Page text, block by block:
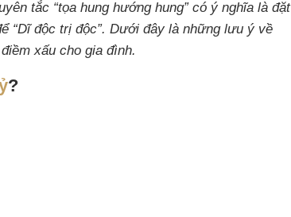
tắc “tọa hung hướng hung” có ý nghĩa là đặt
“Dĩ độc trị độc”. Dưới đây là những lưu ý về
xấu cho gia đình.
?